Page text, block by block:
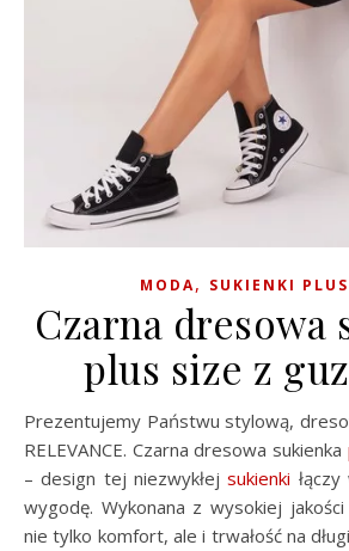
MODA, SUKIENKI
Czarna dresowa
plus size z
Prezentujemy Państwu stylową, dresową sukienkę z marki
RELEVANCE. Czarna dresowa sukienka
– design tej niezwykłejsukienki
wygodę. Wykonana z wysokiej jakości
nie tylko komfort, ale i trwałość na